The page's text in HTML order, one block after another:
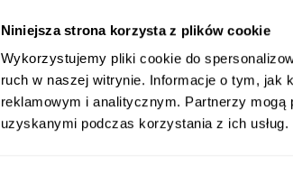
Niniejsza strona korzysta z plików cookie
Wykorzystujemy pliki cookie do
ruch w naszej witrynie. Informacje o tym, jak
reklamowym i analitycznym. Partnerzy mogą
uzyskanymi podczas korzystania z ich usług.
rozkładany,
i nie wyjdzie z mody po jednym
– stabilny, wygodny w codziennym
do wspólnych posiłków
aranżacji